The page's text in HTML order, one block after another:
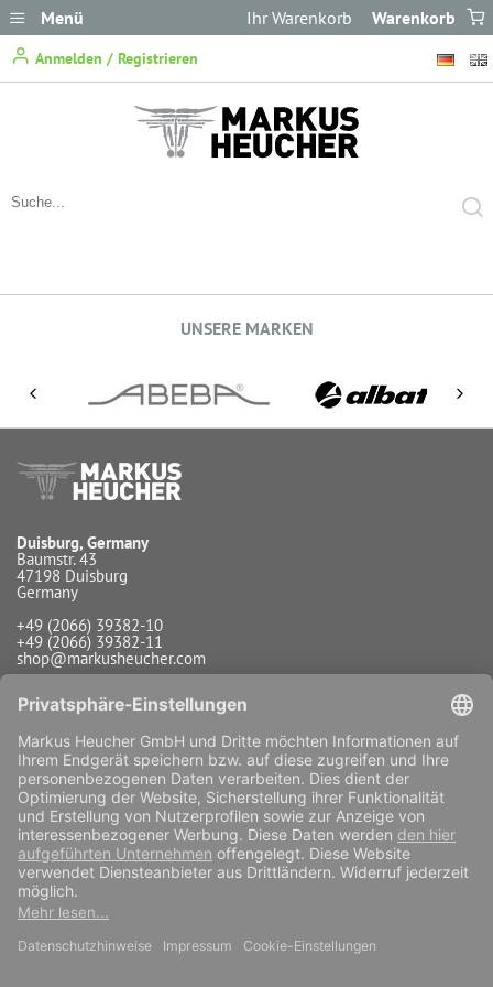
Menü
Anmelden / Registrieren
Warenkorb
Ihr Warenkorb
UNSERE MARKEN
Duisburg, Germany
Baumstr. 43
47198 Duisburg
Germany
+49 (2066) 39382-10
+49 (2066) 39382-11
shop@markusheucher.com
Info / Service
Zahlungsarten
Versandarten